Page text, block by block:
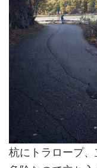
杭にトラロープ、